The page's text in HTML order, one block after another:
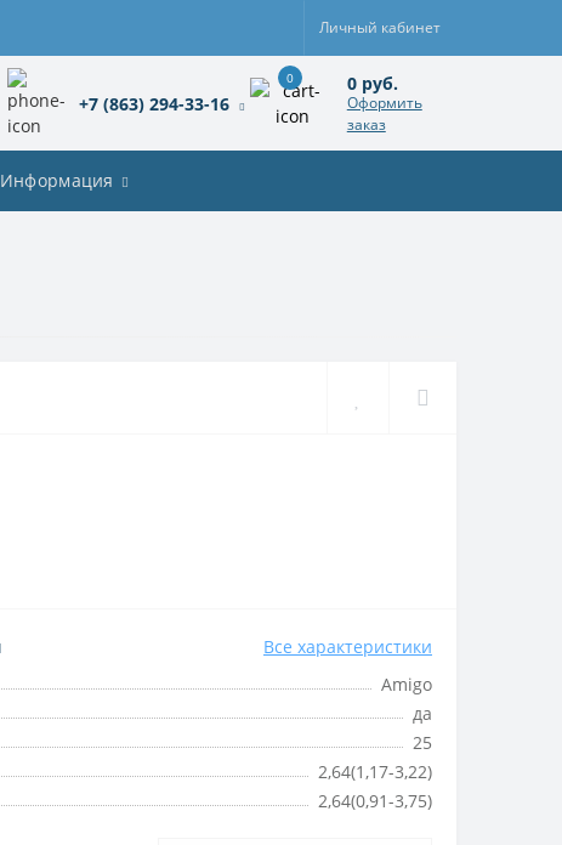
Личный кабинет
+7 (863) 294-33-16
0 0 руб.
Оформить
заказ
Информация
Все характеристики
Amigo
да
25
2,64(1,17-3,22)
2,64(0,91-3,75)